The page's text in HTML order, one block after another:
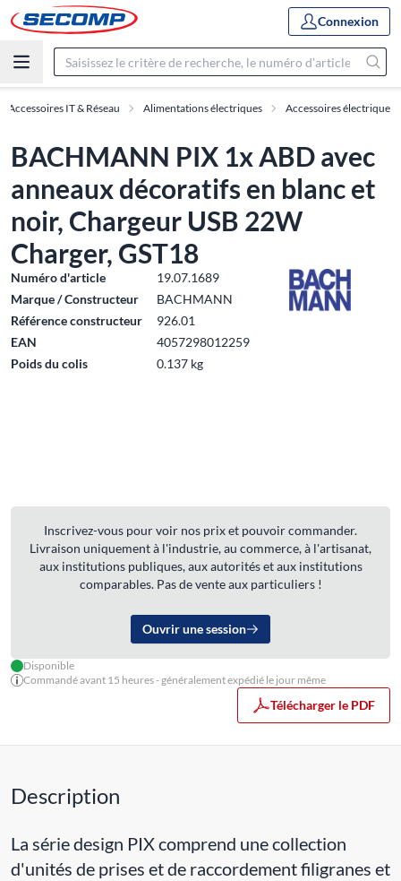
Connexion
Accessoires IT & Réseau Alimentations électriques Accessoires électrique
BACHMANN PIX 1x ABD avec
anneaux décoratifs en blanc et
noir, Chargeur USB 22W
Charger, GST18
Numéro d'article
19.07.1689
Marque / Constructeur
BACHMANN
Référence constructeur
926.01
EAN
4057298012259
Poids du colis
0.137 kg
Inscrivez-vous pour voir nos prix et pouvoir commander.
Livraison uniquement à l'industrie, au commerce, à l'artisanat,
aux institutions publiques, aux autorités et aux institutions
comparables. Pas de vente aux particuliers !
Ouvrir une session
Disponible
Commandé avant 15 heures - généralement expédié le jour même
Télécharger le PDF
Description
La série design PIX comprend une collection
d'unités de prises et de raccordement filigranes et